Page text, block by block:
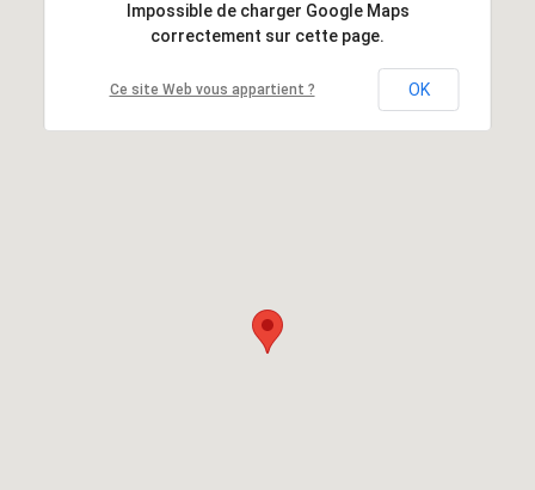
Impossible de charger Google Maps
correctement sur cette page.
Ce site Web vous appartient ? OK
Impossible de charger Google Maps
correctement sur cette page.
Ce site Web vous appartient ? OK